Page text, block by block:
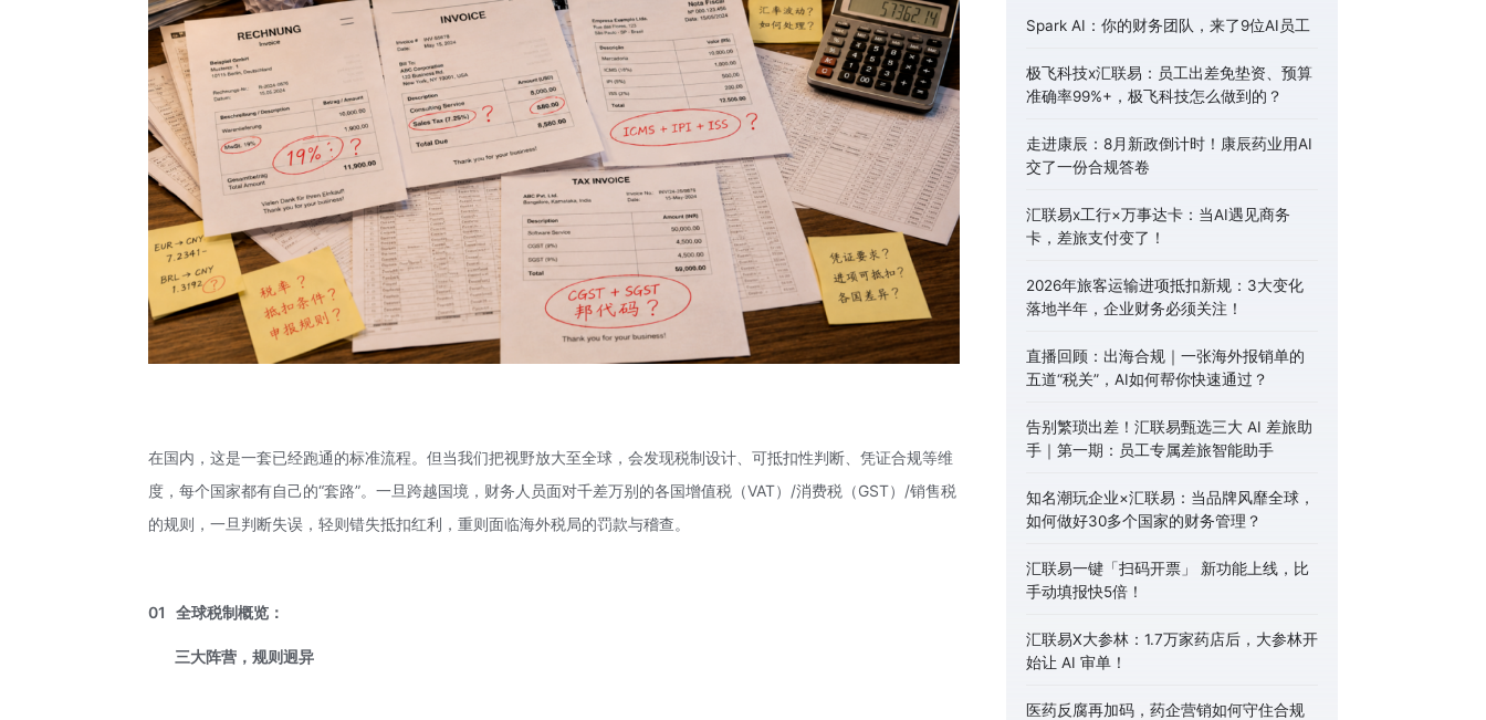
在国内，这是一套已经跑通的标准流程。但当我们把视野放大至全球，会发现税制设计、可抵扣性判断、凭证合规等维
度，每个国家都有自己的“套路”。一旦跨越国境，财务人员面对千差万别的各国增值税（VAT）/消费税（GST）/销售税
的规则，一旦判断失误，轻则错失抵扣红利，重则面临海外税局的罚款与稽查。
01 全球税制概览：
三大阵营，规则迥异
Spark AI：你的财务团队，来了9位AI员工
极飞科技x汇联易：员工出差免垫资、预算
准确率99%+，极飞科技怎么做到的？
走进康辰：8月新政倒计时！康辰药业用AI
交了一份合规答卷
汇联易x工行×万事达卡：当AI遇见商务
卡，差旅支付变了！
2026年旅客运输进项抵扣新规：3大变化
落地半年，企业财务必须关注！
直播回顾：出海合规｜一张海外报销单的
五道“税关”，AI如何帮你快速通过？
告别繁琐出差！汇联易甄选三大 AI 差旅助
手｜第一期：员工专属差旅智能助手
知名潮玩企业×汇联易：当品牌风靡全球，
如何做好30多个国家的财务管理？
汇联易一键「扫码开票」 新功能上线，比
手动填报快5倍！
汇联易X大参林：1.7万家药店后，大参林开
始让 AI 审单！
医药反腐再加码，药企营销如何守住合规